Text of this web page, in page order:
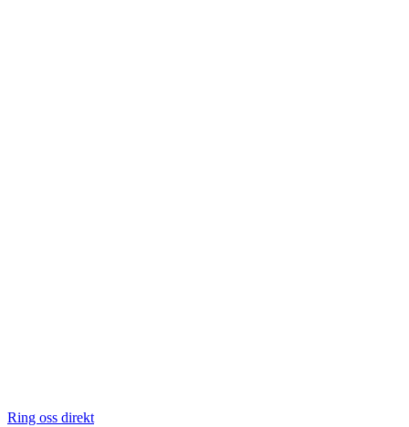
Ring oss direkt